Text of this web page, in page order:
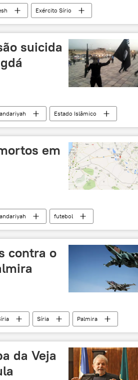
Exército Sírio
restauração
terroristas
suicida
Estado Islâmico
homem-bomba
em
futebol
estádio
contra o
Síria
Palmira
Sírio
aviação
Rússia
da Veja